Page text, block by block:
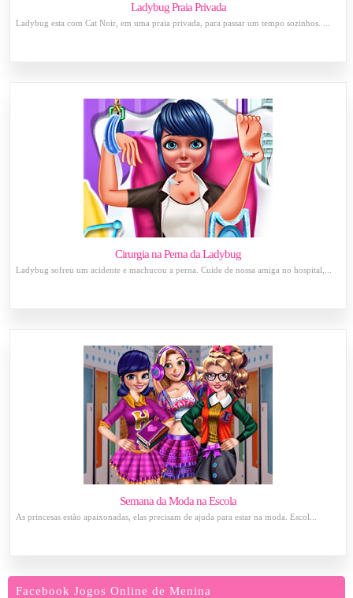
Ladybug Praia Privada
Ladybug esta com Cat Noir, em uma praia privada, para passar um tempo sozinhos. ...
Cirurgia na Perna da Ladybug
Ladybug sofreu um acidente e machucou a perna. Cuide de nossa amiga no hospital,...
Semana da Moda na Escola
As princesas estão apaixonadas, elas precisam de ajuda para estar na moda. Escol...
Facebook Jogos Online de Menina